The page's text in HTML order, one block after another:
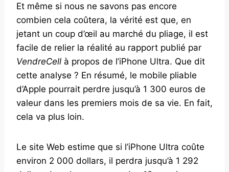
Et même si nous ne savons pas encore
combien cela coûtera, la vérité est que, en
jetant un coup d’œil au marché du pliage, il est
facile de relier la réalité au rapport publié par
VendreCell à propos de l’iPhone Ultra. Que dit
cette analyse ? En résumé, le mobile pliable
d’Apple pourrait perdre jusqu’à 1 300 euros de
valeur dans les premiers mois de sa vie. En fait,
cela va plus loin.
Le site Web estime que si l’iPhone Ultra coûte
environ 2 000 dollars, il perdra jusqu’à 1 292